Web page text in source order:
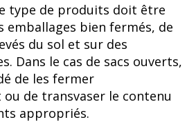
type de produits doit être
emballages bien fermés, de
du sol et sur des
Dans le cas de sacs ouverts,
de les fermer
de transvaser le contenu
appropriés.